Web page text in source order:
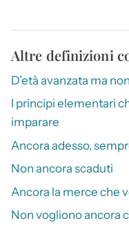
Altre definizioni
D’età avanzata ma
I principi elementari
imparare
Ancora adesso,
Non ancora scaduti
Ancora la merce che
Non vogliono ancora